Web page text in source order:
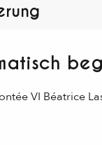
VI Béatrice